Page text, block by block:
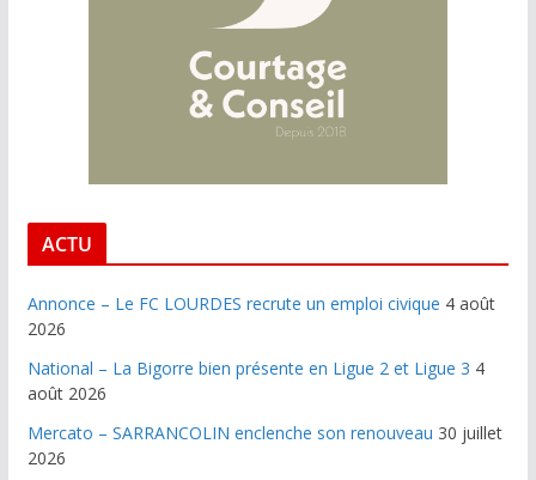
ACTU
Annonce – Le FC LOURDES recrute un emploi civique 4 août
2026
National – La Bigorre bien présente en Ligue 2 et Ligue 3 4
août 2026
Mercato – SARRANCOLIN enclenche son renouveau 30 juillet
2026